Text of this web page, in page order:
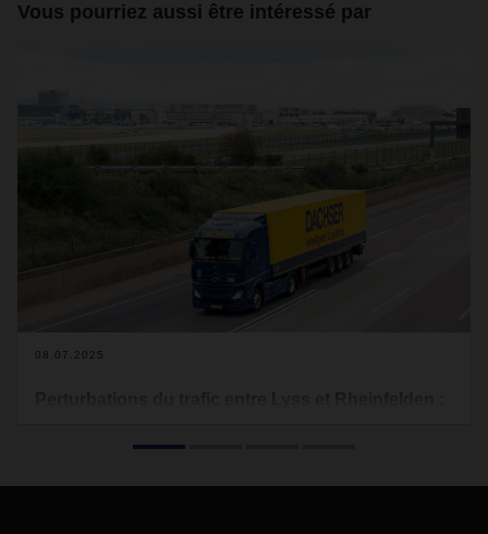
Vous pourriez aussi être intéressé par
08.07.2025
Rheinfelden (DE), d’importantes perturbations du trafic sont